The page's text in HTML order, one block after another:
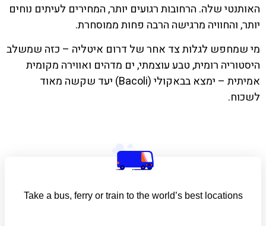
האותנטי שלה. הרחובות רגועים יותר, המחירים לעיתים נוחים
יותר, והחוויה מרגישה הרבה פחות ממוסחרת.
מי שמחפש לגלות צד אחר של דרום איטליה – כזה שמשלב
היסטוריה רומית, טבע עוצמתי, ים מדהים ואווירה מקומית
אמיתית – ימצא בבאקולי (Bacoli) יעד שקשה מאוד
לשכוח.
Take a bus, ferry or train to the world’s best locations